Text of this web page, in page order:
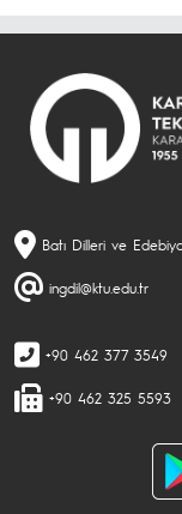
Batı Dilleri ve
ingdil@ktu.edu.tr
+90 462 377 3549
+90 462 325 5593